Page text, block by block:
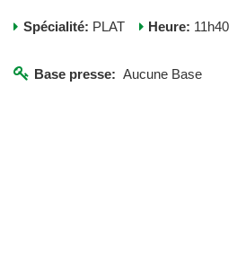
Spécialité: PLAT Heure: 11h40
Base presse: Aucune Base